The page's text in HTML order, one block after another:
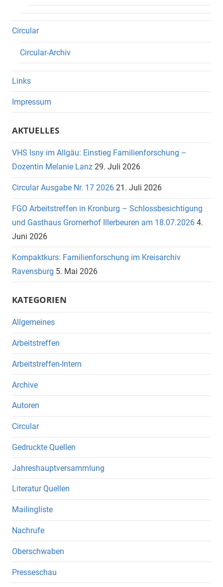
Circular
Circular-Archiv
Links
Impressum
AKTUELLES
VHS Isny im Allgäu: Einstieg Familienforschung –
Dozentin Melanie Lanz 29. Juli 2026
Circular Ausgabe Nr. 17 2026 21. Juli 2026
FGO Arbeitstreffen in Kronburg – Schlossbesichtigung
und Gasthaus Gromerhof Illerbeuren am 18.07.2026 4.
Juni 2026
Kompaktkurs: Familienforschung im Kreisarchiv
Ravensburg 5. Mai 2026
KATEGORIEN
Allgemeines
Arbeitstreffen
Arbeitstreffen-Intern
Archive
Autoren
Circular
Gedruckte Quellen
Jahreshauptversammlung
Literatur Quellen
Mailingliste
Nachrufe
Oberschwaben
Presseschau